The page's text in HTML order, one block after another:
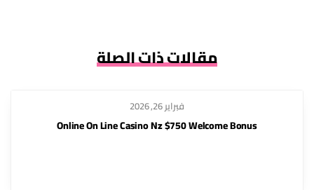
مقالات ذات الصلة
فبراير 26, 2026
Online On Line Casino Nz $750 Welcome Bonus